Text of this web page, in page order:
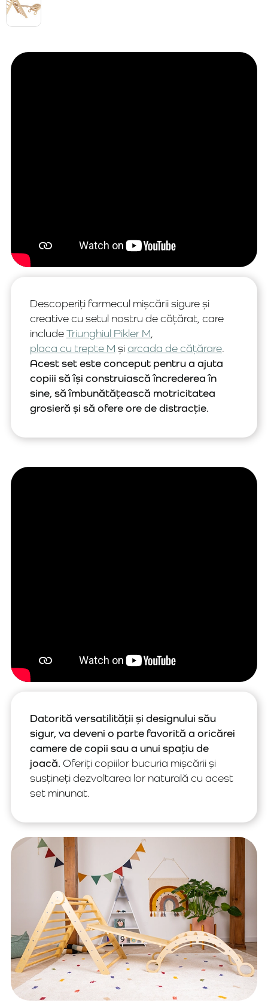
Descoperiți farmecul mișcării sigure și
creative cu setul nostru de cățărat, care
includeTriunghiul Pikler M
placa cu trepte M șiarcada de cățărare.
Acest set este conceput pentru a ajuta
copiii să își construiască încrederea în
sine, să îmbunătățească motricitatea
grosieră și să ofere ore de distracție.
Datorită versatilității și designului său
sigur, va deveni o parte favorită a oricărei
camere de copii sau a unui spațiu de
joacă. Oferiți copiilor bucuria mișcării și
susțineți dezvoltarea lor naturală cu acest
set minunat.